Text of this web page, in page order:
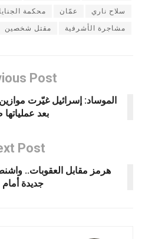
سلاح ناري عمّان محكمة
مشاجرة الأشرفية مقتل شخصين
Post
الموساد: إسرائيل غيّرت
بعد
Post
هرمز مقابل العقوبات..
جديدة